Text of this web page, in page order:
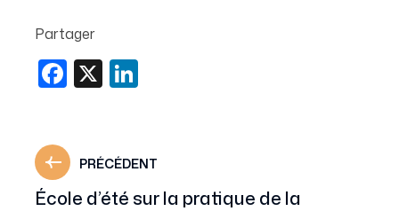
Partager
Facebook
X
PRÉCÉDENT
École d’été sur la pratique de la